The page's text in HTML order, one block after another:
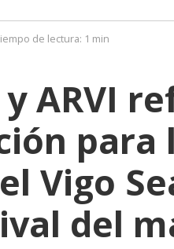
de lectura: 1 min
ARVI
para
Vigo
del